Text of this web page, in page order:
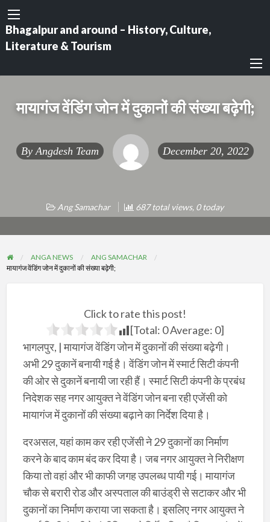
Bhagalpur and around – History, Culture,
Literature & Tourism
मायागंज वेंडिंग जोन में दुकानों की संख्या बढ़ेगी;
By Angdesh Team December 20, 2022
Ang Samachar 687 total views, 0 today
ANGA NEWS
ANG SAMACHAR
मायागंज वेंडिंग जोन में दुकानों की संख्या बढ़ेगी;
Click to rate this post!
[Total: 0Average: 0]
भागलपुर, | मायागंज वेंडिंग जोन में दुकानों की संख्या बढ़ेगी।
अभी 29 दुकानें बनायी गई है। वेंडिंग जोन में स्मार्ट सिटी कंपनी
की ओर से दुकानें बनायी जा रही हैं। स्मार्ट सिटी कंपनी के प्रबंध
निदेशक सह नगर आयुक्त ने वेंडिंग जोन बना रही एजेंसी को
मायागंज में दुकानों की संख्या बढ़ाने का निर्देश दिया है।
दरअसल, यहां काम कर रही एजेंसी ने 29 दुकानों का निर्माण
करने के बाद काम बंद कर दिया है। जब नगर आयुक्त ने निरीक्षण
किया तो वहां और भी काफी जगह उपलब्ध पायी गई। मायागंज
चौक से बरारी रोड और अस्पताल की बाउंड्री से सटाकर और भी
दुकानों का निर्माण कराया जा सकता है। इसलिए नगर आयुक्त ने